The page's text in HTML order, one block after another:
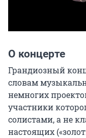
О концерте
Грандиозный
словам
немногих
участники
солистами, а не
настоящих